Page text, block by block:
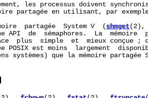
les processus doivent
partagée en utilisant, par
partagée  System V  (
shmget
API  de  sémaphores.  La  mémoire
plus  simple  et  mieux conçue ;
POSIX est moins  largement
systèmes) que la mémoire partagée